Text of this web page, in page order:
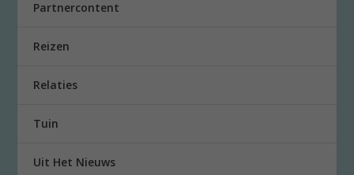
Partnercontent
Reizen
Relaties
Tuin
Uit Het Nieuws